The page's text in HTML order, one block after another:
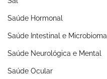
Saúde Hormonal
Saúde Intestinal e Microbioma
Saúde Neurológica e Mental
Saúde Ocular